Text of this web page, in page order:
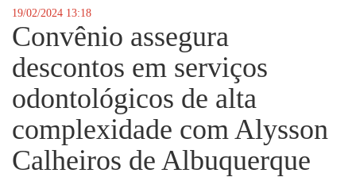
19/02/2024 13:18
Convênio assegura
descontos em serviços
odontológicos de alta
complexidade com Alysson
Calheiros de Albuquerque